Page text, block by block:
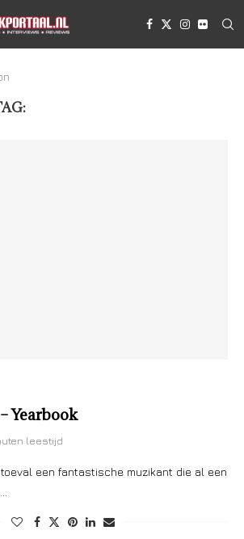
Yearbook
leestijd
een fantastische muzikant die al een